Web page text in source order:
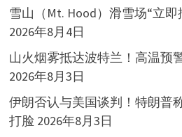
雪山（Mt. Hood）滑雪场“立
2026年8月4日
山火烟雾抵达波特兰！高温预
2026年8月3日
伊朗否认与美国谈判！特朗普
打脸 2026年8月3日